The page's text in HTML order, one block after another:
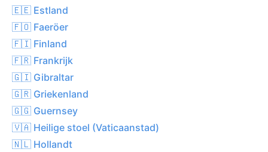
🇪🇪 Estland
🇫🇴 Faeröer
🇫🇮 Finland
🇫🇷 Frankrijk
🇬🇮 Gibraltar
🇬🇷 Griekenland
🇬🇬 Guernsey
🇻🇦 Heilige stoel (Vaticaanstad)
🇳🇱 Hollandt